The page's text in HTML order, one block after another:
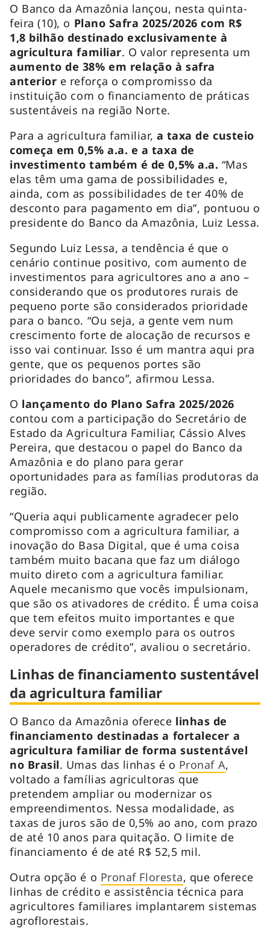
O Banco da Amazônia lançou, nesta quinta-
feira (10), o Plano Safra 2025/2026 com R$
1,8 bilhão destinado exclusivamente à
agricultura familiar. O valor representa um
aumento de 38% em relação à safra
anterior e reforça o compromisso da
instituição com o financiamento de práticas
sustentáveis na região Norte.
Para a agricultura familiar, a taxa de custeio
começa em 0,5% a.a. e a taxa de
investimento também é de 0,5% a.a. “Mas
elas têm uma gama de possibilidades e,
ainda, com as possibilidades de ter 40% de
desconto para pagamento em dia”, pontuou o
presidente do Banco da Amazônia, Luiz Lessa.
Segundo Luiz Lessa, a tendência é que o
cenário continue positivo, com aumento de
investimentos para agricultores ano a ano –
considerando que os produtores rurais de
pequeno porte são considerados prioridade
para o banco. “Ou seja, a gente vem num
crescimento forte de alocação de recursos e
isso vai continuar. Isso é um mantra aqui pra
gente, que os pequenos portes são
prioridades do banco”, afirmou Lessa.
O lançamento do Plano Safra 2025/2026
contou com a participação do Secretário de
Estado da Agricultura Familiar, Cássio Alves
Pereira, que destacou o papel do Banco da
Amazônia e do plano para gerar
oportunidades para as famílias produtoras da
região.
“Queria aqui publicamente agradecer pelo
compromisso com a agricultura familiar, a
inovação do Basa Digital, que é uma coisa
também muito bacana que faz um diálogo
muito direto com a agricultura familiar.
Aquele mecanismo que vocês impulsionam,
que são os ativadores de crédito. É uma coisa
que tem efeitos muito importantes e que
deve servir como exemplo para os outros
operadores de crédito”, avaliou o secretário.
Linhas de financiamento sustentável
da agricultura familiar
O Banco da Amazônia oferece linhas de
financiamento destinadas a fortalecer a
agricultura familiar de forma sustentável
no Brasil. Umas das linhas é o Pronaf A,
voltado a famílias agricultoras que
pretendem ampliar ou modernizar os
empreendimentos. Nessa modalidade, as
taxas de juros são de 0,5% ao ano, com prazo
de até 10 anos para quitação. O limite de
financiamento é de até R$ 52,5 mil.
Outra opção é o Pronaf Floresta, que oferece
linhas de crédito e assistência técnica para
agricultores familiares implantarem sistemas
agroflorestais.